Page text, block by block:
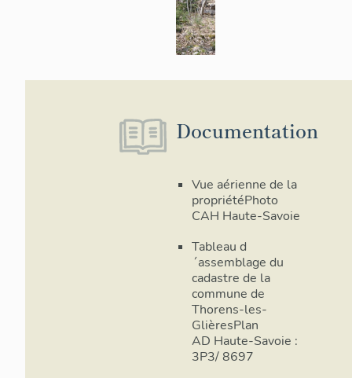
Documentation
Vue aérienne de la
propriétéPhoto
CAH Haute-Savoie
Tableau d
´assemblage du
cadastre de la
commune de
Thorens-les-
GlièresPlan
AD Haute-Savoie :
3P3/ 8697